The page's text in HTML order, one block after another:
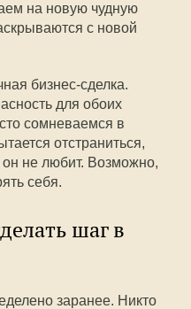
на новую чудную
с новой
бизнес-сделка.
для обоих
сомневаемся в
отстраниться,
он не любит. Возможно,
себя.
шаг в
заранее. Никто